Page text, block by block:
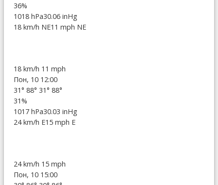
36%
1018 hPa30.06 inHg
18 km/h NE11 mph NE
18 km/h 11 mph
Пон, 10 12:00
31° 88° 31° 88°
31%
1017 hPa30.03 inHg
24 km/h E15 mph E
24 km/h 15 mph
Пон, 10 15:00